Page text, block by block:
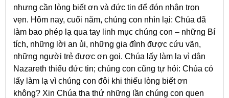
nhưng cần lòng biết ơn và đức tin để đón nhận trọn
vẹn. Hôm nay, cuối năm, chúng con nhìn lại: Chúa đã
làm bao phép lạ qua tay linh mục chúng con – những Bí
tích, những lời an ủi, những gia đình được cứu vãn,
những người trẻ được ơn gọi. Chúa lấy làm lạ vì dân
Nazareth thiếu đức tin; chúng con cũng tự hỏi: Chúa có
lấy làm lạ vì chúng con đôi khi thiếu lòng biết ơn
không? Xin Chúa tha thứ những lần chúng con quen